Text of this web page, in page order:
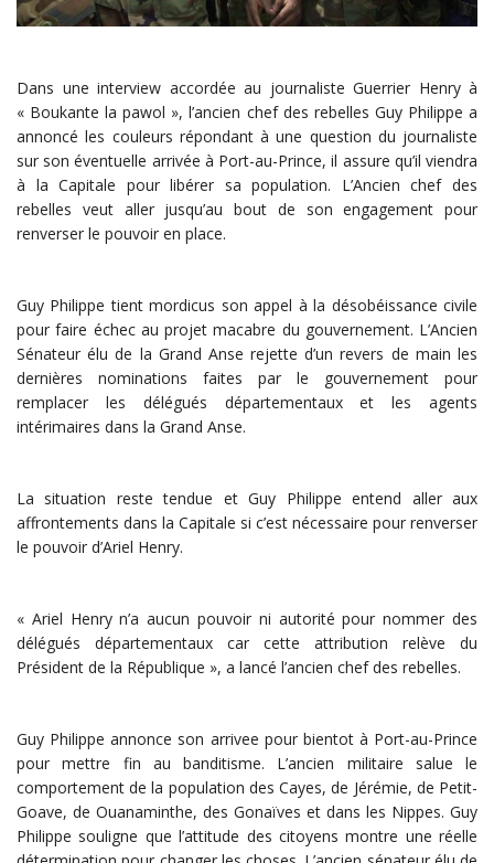
Dans une interview accordée au journaliste Guerrier Henry à
« Boukante la pawol », l’ancien chef des rebelles Guy Philippe a
annoncé les couleurs répondant à une question du journaliste
sur son éventuelle arrivée à Port-au-Prince, il assure qu’il viendra
à la Capitale pour libérer sa population. L’Ancien chef des
rebelles veut aller jusqu’au bout de son engagement pour
renverser le pouvoir en place.
Guy Philippe tient mordicus son appel à la désobéissance civile
pour faire échec au projet macabre du gouvernement. L’Ancien
Sénateur élu de la Grand Anse rejette d’un revers de main les
dernières nominations faites par le gouvernement pour
remplacer les délégués départementaux et les agents
intérimaires dans la Grand Anse.
La situation reste tendue et Guy Philippe entend aller aux
affrontements dans la Capitale si c’est nécessaire pour renverser
le pouvoir d’Ariel Henry.
« Ariel Henry n’a aucun pouvoir ni autorité pour nommer des
délégués départementaux car cette attribution relève du
Président de la République », a lancé l’ancien chef des rebelles.
Guy Philippe annonce son arrivee pour bientot à Port-au-Prince
pour mettre fin au banditisme. L’ancien militaire salue le
comportement de la population des Cayes, de Jérémie, de Petit-
Goave, de Ouanaminthe, des Gonaïves et dans les Nippes. Guy
Philippe souligne que l’attitude des citoyens montre une réelle